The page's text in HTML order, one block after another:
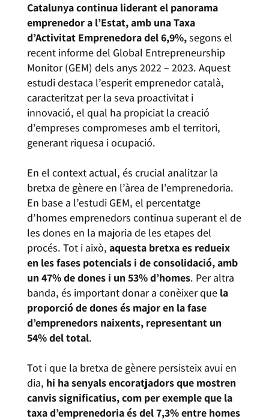
Catalunya continua liderant el panorama
emprenedor a l’Estat, amb una Taxa
d’Activitat Emprenedora del 6,9%,segons el
recent informe del Global Entrepreneurship
Monitor (GEM) dels anys 2022 – 2023. Aquest
estudi destaca l’esperit emprenedor català,
caracteritzat per la seva proactivitat i
innovació, el qual ha propiciat la creació
d’empreses compromeses amb el territori,
generant riquesa i ocupació.
En el context actual, és crucial analitzar la
bretxa de gènere en l’àrea de l’emprenedoria.
En base a l’estudi GEM, el percentatge
d’homes emprenedors continua superant el de
les dones en la majoria de les etapes del
procés. Tot i això, aquesta bretxa es redueix
en les fases potencials i de consolidació, amb
un 47% de dones i un 53% d’homes. Per altra
banda, és important donar a conèixer que la
proporció de dones és major en la fase
d’emprenedors naixents, representant un
54% del total.
Tot i que la bretxa de gènere persisteix avui en
dia, hi ha senyals encoratjadors que mostren
canvis significatius, com per exemple que la
taxa d’emprenedoria és del 7,3% entre homes